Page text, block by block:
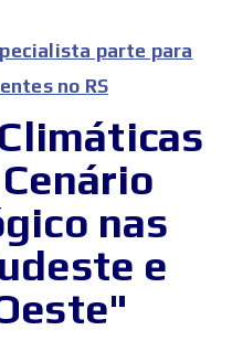
parte para
no RS
nas
e